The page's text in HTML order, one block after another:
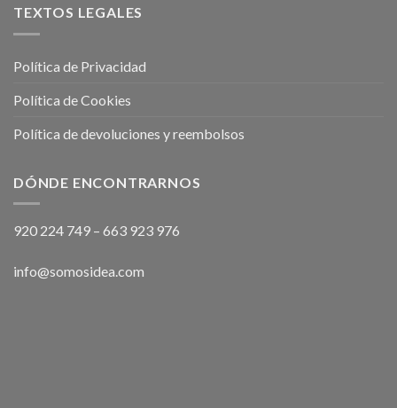
TEXTOS LEGALES
Política de Privacidad
Política de Cookies
Política de devoluciones y reembolsos
DÓNDE ENCONTRARNOS
920 224 749 – 663 923 976
info@somosidea.com